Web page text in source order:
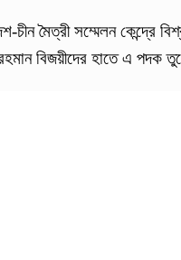
চীন মৈত্রী সম্মেলন কেন্দ্রে
বিজয়ীদের হাতে এ পদক